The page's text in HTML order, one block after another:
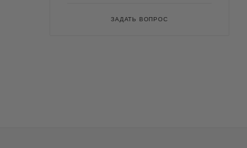
ЗАДАТЬ ВОПРОС